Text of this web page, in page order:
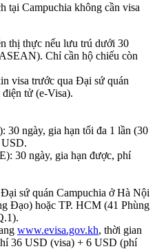
tại Campuchia không cần visa
thị thực nếu lưu trú dưới 30
Chỉ cần hộ chiếu còn
visa trước qua Đại sứ quán
tử (e-Visa).
30 ngày, gia hạn tối đa 1 lần (30
30 ngày, gia hạn được, phí
sứ quán Campuchia ở Hà Nội
Đạo) hoặc TP. HCM (41 Phùng
www.evisa.gov.kh, thời gian
36 USD (visa) + 6 USD (phí